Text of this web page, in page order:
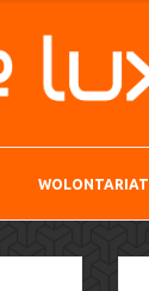
WOLONTARIAT